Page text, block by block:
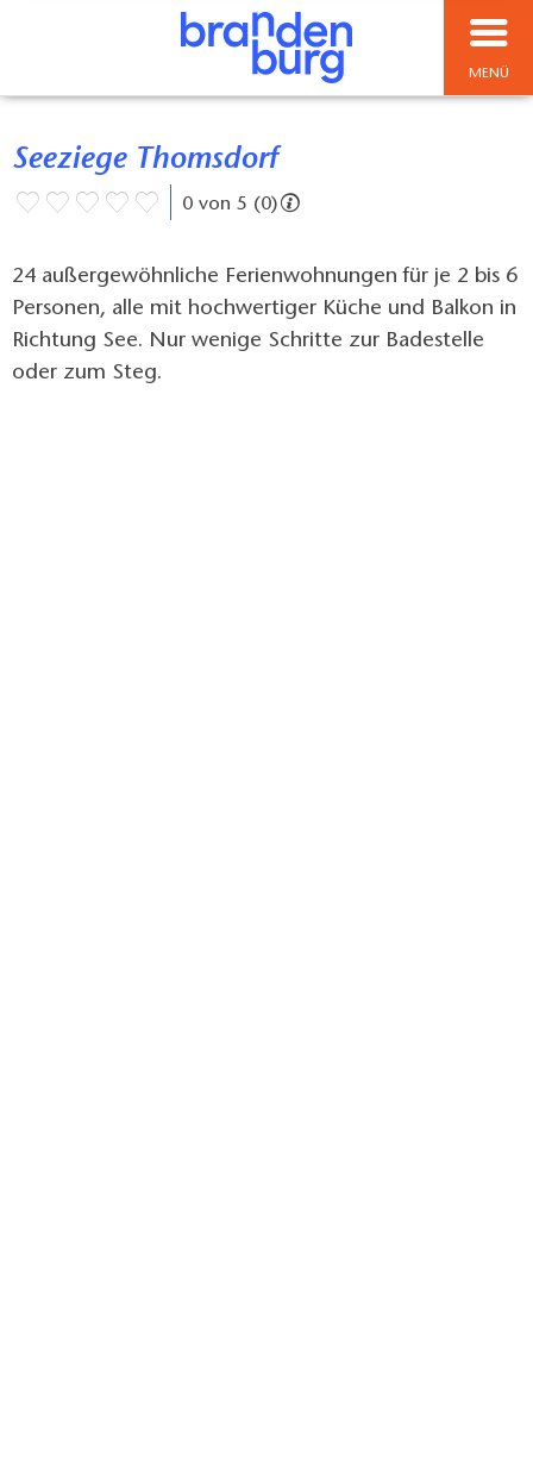
MENÜ
Seeziege Thomsdorf
0 von 5 (0)
24 außergewöhnliche Ferienwohnungen für je 2 bis 6
Personen, alle mit hochwertiger Küche und Balkon in
Richtung See. Nur wenige Schritte zur Badestelle
oder zum Steg.